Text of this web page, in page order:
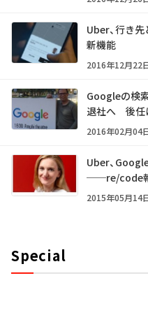
Uber、行き
新機能
2016年12月22
Googleの検
退社へ 後任
2016年02月04
Uber、
──re/code
2015年05月14
Special